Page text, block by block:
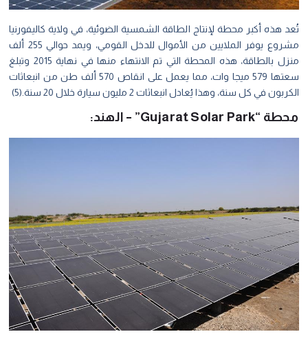
تُعد هذه أكبر محطة لإنتاج الطاقة الشمسية الضوئية، في ولاية كاليفورنيا
مشروع يوفر الملايين من الأموال للدخل القومي، ويمد حوالي 255 ألف
منزل بالطاقة، هذه المحطة التي تم الانتهاء منها في نهاية 2015 وتبلغ
سعتها 579 ميجا وات، مما يعمل على انقاص 570 ألف طن من انبعاثات
الكربون في كل سنة، وهذا يُعادل انبعاثات 2 مليون سيارة خلال 20 سنة.(5)
محطة “Gujarat Solar Park” – الهند: